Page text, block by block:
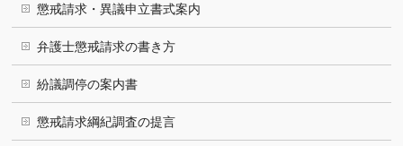
懲戒請求・異議申立書式案内
弁護士懲戒請求の書き方
紛議調停の案内書
懲戒請求綱紀調査の提言